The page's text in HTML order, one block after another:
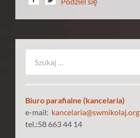
Biuro parafialne (kancelaria)
e-mail: kancelaria@swmikolaj.org
tel.:58 663 44 14